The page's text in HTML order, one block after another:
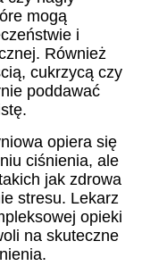
mogą
i
Również
cukrzycą czy
poddawać
opiera się
ciśnienia, ale
jak zdrowa
stresu. Lekarz
opieki
na skuteczne